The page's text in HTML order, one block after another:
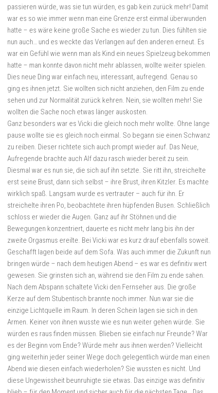
passieren würde, was sie tun würden, es gab kein zurück mehr! Damit
war es so wie immer wenn man eine Grenze erst einmal überwunden
hatte – es wäre keine große Sache es wieder zu tun. Dies fühlten sie
nun auch… und es weckte das Verlangen auf den anderen erneut. Es
war ein Gefühl wie wenn man als Kind ein neues Spielzeug bekommen
hatte – man konnte davon nicht mehr ablassen, wollte weiter spielen.
Dies neue Ding war einfach neu, interessant, aufregend. Genau so
ging es ihnen jetzt. Sie wollten sich nicht anziehen, den Film zu ende
sehen und zur Normalität zurück kehren. Nein, sie wollten mehr! Sie
wollten die Sache noch etwas länger auskosten.
Ganz besonders war es Vicki die gleich noch mehr wollte. Ohne lange
pause wollte sie es gleich noch einmal. So begann sie einen Schwanz
zu reiben. Dieser richtete sich auch prompt wieder auf. Das Neue,
Aufregende brachte auch Alf dazu rasch wieder bereit zu sein.
Diesmal war es nun sie, die sich auf ihn setzte. Sie ritt ihn, streichelte
erst seine Brust, dann sich selbst – ihre Brust, ihren Kitzler. Es machte
wirklich spaß. Langsam wurde es vertrauter – auch für ihn. Er
streichelte ihren Po, beobachtete ihren hüpfenden Busen. Schließlich
schloss er wieder die Augen. Ganz auf ihr Stöhnen und die
Bewegungen konzentriert, dauerte es nicht mehr lang bis ihn der
zweite Orgasmus ereilte. Bei Vicki war es kurz drauf ebenfalls soweit.
Geschafft lagen beide auf dem Sofa. Was auch immer die Zukunft nun
bringen würde – nach dem heutigen Abend – es war es definitiv wert
gewesen. Sie grinsten sich an, während sie den Film zu ende sahen.
Nach dem Abspann schaltete Vicki den Fernseher aus. Die große
Kerze auf dem Stubentisch brannte noch immer. Nun war sie die
einzige Lichtquelle im Raum. In deren Schein lagen sie sich in den
Armen. Keiner von ihnen wusste wie es nun weiter gehen würde. Sie
würden es raus finden müssen. Blieben sie einfach nur Freunde? War
es der Beginn vom Ende? Würde mehr aus ihnen werden? Vielleicht
ging weiterhin jeder seiner Wege doch gelegentlich würde man einen
Abend wie diesen einfach wiederholen? Sie wussten es nicht. Und
diese Ungewissheit beunruhigte sie etwas. Das einzige was definitiv